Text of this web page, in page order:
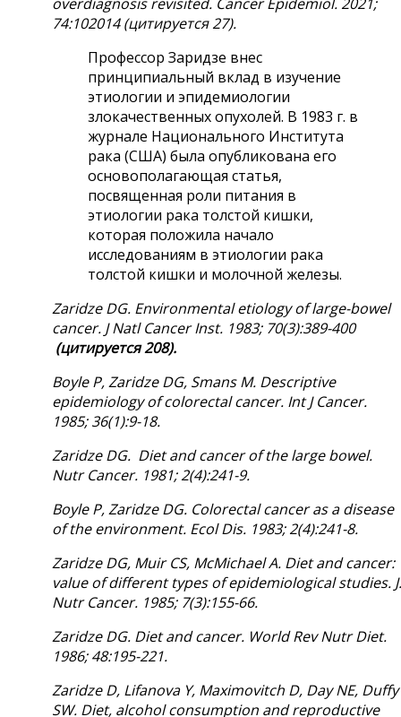
74:102014 (цитируется 27).
Профессор Заридзе внес
принципиальный вклад в изучение
этиологии и эпидемиологии
злокачественных опухолей. В 1983 г. в
журнале Национального Института
рака (США) была опубликована его
основополагающая статья,
посвященная роли питания в
этиологии рака толстой кишки,
которая положила начало
исследованиям в этиологии рака
толстой кишки и молочной железы.
Zaridze DG. Environmental etiology of large-bowel
cancer. J Natl Cancer Inst. 1983; 70(3):389-400
(цитируется208).
Boyle P, Zaridze DG, Smans M. Descriptive
epidemiology of colorectal cancer. Int J Cancer.
1985; 36(1):9-18.
Zaridze DG. Diet and cancer of the large bowel.
Nutr Cancer. 1981; 2(4):241-9.
Boyle P, Zaridze DG. Colorectal cancer as a disease
of the environment. Ecol Dis. 1983; 2(4):241-8.
Zaridze DG, Muir CS, McMichael A. Diet and cancer:
value of different types of epidemiological studies. J.
Nutr Cancer. 1985; 7(3):155-66.
Zaridze DG. Diet and cancer. World Rev Nutr Diet.
1986; 48:195-221.
Zaridze D, Lifanova Y, Maximovitch D, Day NE, Duffy
SW. Diet, alcohol consumption and reproductive